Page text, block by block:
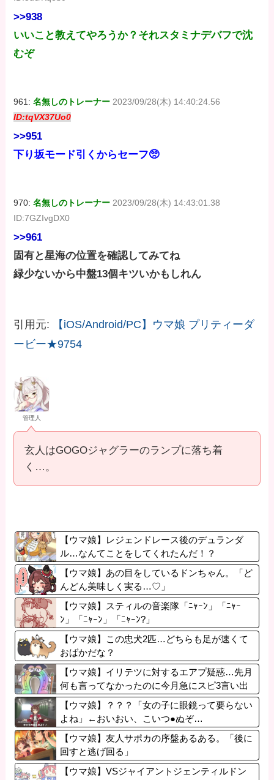
>>938
いいこと教えてやろうか？それスタミナデバフで沈
むぞ
961:名無しのトレーナー 2023/09/28(木) 14:40:24.56
ID:tqVX37Uo0
>>951
下り坂モード引くからセーフ🥺
970:名無しのトレーナー 2023/09/28(木) 14:43:01.38
ID:7GZIvgDX0
>>961
固有と星海の位置を確認してみてね
緑少ないから中盤13個キツいかもしれん
引用元:
【iOS/Android/PC】ウマ娘 プリティーダ
ービー★9754
管理人
玄人はGOGOジャグラーのランプに落ち着
く…。
【ウマ娘】レジェンドレース後のデュランダ
ル…なんてことをしてくれたんだ！？
【ウマ娘】あの目をしているドンちゃん。「ど
んどん美味しく実る…♡」
【ウマ娘】スティルの音楽隊「ﾆｬｰﾝ」「ﾆｬｰ
ﾝ」「ﾆｬｰﾝ」「ﾆｬｰﾝ?」
【ウマ娘】この忠犬2匹…どちらも足が速くて
おばかだな？
【ウマ娘】イリテツに対するエアプ疑惑…先月
何も言ってなかったのに今月急にスピ3言い出
したのが怪しいよな。
【ウマ娘】？？？「女の子に眼鏡って要らない
よね」←おいおい、こいつ●ぬぞ…
【ウマ娘】友人サポカの序盤あるある。「後に
回すと逃げ回る」
【ウマ娘】VSジャイアントジェンティルドン